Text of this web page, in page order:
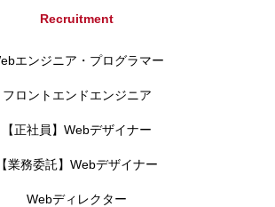
Recruitment
エンジニア・プログラマー
フロントエンドエンジニア
【正社員】Webデザイナー
【業務委託】Webデザイナー
Webディレクター